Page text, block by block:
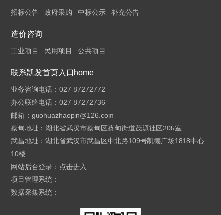
招标公告 政府采购 中标公示 补充公告
造价咨询
工业项目 民用项目 公共项目
联系凯发首页入口home
业务咨询电话：027-87272772
办公联络电话：027-87272736
邮箱：guohuazhaopin@126.com
蔡甸地址：湖北省武汉市蔡甸区蔡甸街道茂源社区205室
武昌地址：湖北省武汉市武昌区中北路109号凯德广场1818中心
10楼
网站后台登录： 点击进入
项目管理系统：
数据采集系统：